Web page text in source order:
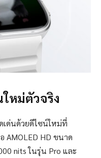
หม่ตัวจริง
เด่นด้วยดีไซน์ใหม่ที่
AMOLED HD ขนาด
nits ในรุ่น Pro และ